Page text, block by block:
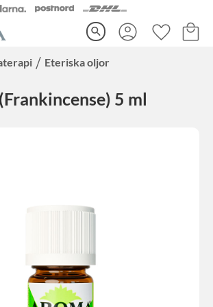
search
Eteriska oljor
5 ml